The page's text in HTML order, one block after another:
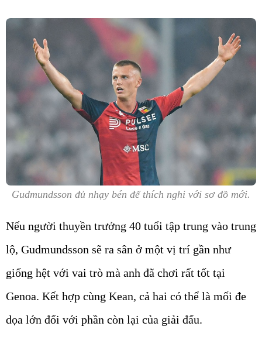
Gudmundsson đủ nhạy bén để thích nghi với sơ đồ mới.
Nếu người thuyền trưởng 40 tuổi tập trung vào trung
lộ, Gudmundsson sẽ ra sân ở một vị trí gần như
giống hệt với vai trò mà anh đã chơi rất tốt tại
Genoa. Kết hợp cùng Kean, cả hai có thể là mối đe
dọa lớn đối với phần còn lại của giải đấu.